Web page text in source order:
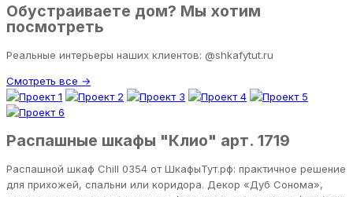
Обустраиваете дом? Мы хотим
посмотреть
Реальные интерьеры наших клиентов: @shkafytut.ru
Смотреть все →
Распашные шкафы "Клио" арт. 1719
Распашной шкаф Chill 0354 от ШкафыТут.рф: практичное решение
для прихожей, спальни или коридора. Декор «Дуб Сонома»,